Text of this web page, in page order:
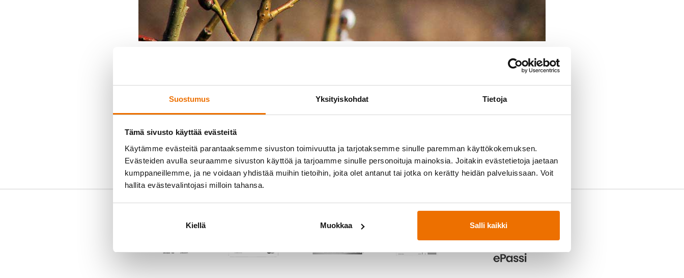
Suostumus Yksityiskohdat Tietoja
Tämä sivusto käyttää evästeitä
Käytämme evästeitä parantaaksemme sivuston toimivuutta ja tarjotaksemme sinulle paremman käyttökokemuksen.
Evästeiden avulla seuraamme sivuston käyttöä ja tarjoamme sinulle personoituja mainoksia. Joitakin evästetietoja jaetaan
kumppaneillemme, ja ne voidaan yhdistää muihin tietoihin, joita olet antanut tai jotka on kerätty heidän palveluissaan. Voit
hallita evästevalintojasi milloin tahansa.
Kiellä Muokkaa Salli kaikki
Calendar
KOSKA: